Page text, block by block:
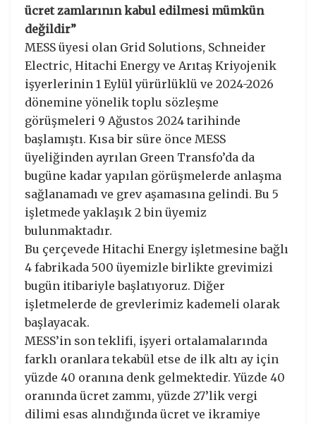
ücret zamlarının kabul edilmesi mümkün
değildir”
MESS üyesi olan Grid Solutions, Schneider
Electric, Hitachi Energy ve Arıtaş Kriyojenik
işyerlerinin 1 Eylül yürürlüklü ve 2024-2026
dönemine yönelik toplu sözleşme
görüşmeleri 9 Ağustos 2024 tarihinde
başlamıştı. Kısa bir süre önce MESS
üyeliğinden ayrılan Green Transfo’da da
bugüne kadar yapılan görüşmelerde anlaşma
sağlanamadı ve grev aşamasına gelindi. Bu 5
işletmede yaklaşık 2 bin üyemiz
bulunmaktadır.
Bu çerçevede Hitachi Energy işletmesine bağlı
4 fabrikada 500 üyemizle birlikte grevimizi
bugün itibariyle başlatıyoruz. Diğer
işletmelerde de grevlerimiz kademeli olarak
başlayacak.
MESS’in son teklifi, işyeri ortalamalarında
farklı oranlara tekabül etse de ilk altı ay için
yüzde 40 oranına denk gelmektedir. Yüzde 40
oranında ücret zammı, yüzde 27’lik vergi
dilimi esas alındığında ücret ve ikramiye